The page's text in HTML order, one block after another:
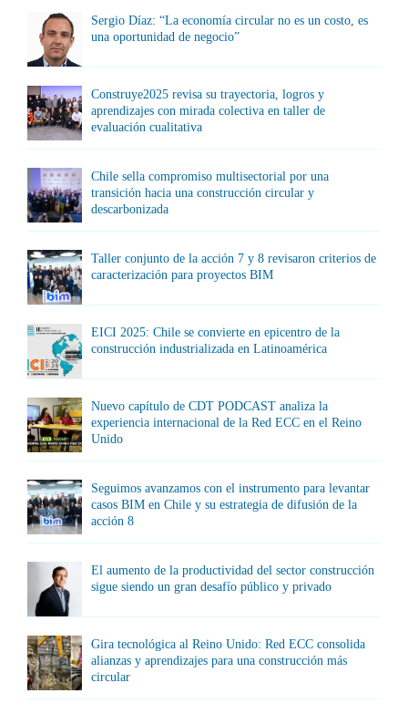
Sergio Díaz: “La economía circular no es un costo, es
una oportunidad de negocio”
Construye2025 revisa su trayectoria, logros y
aprendizajes con mirada colectiva en taller de
evaluación cualitativa
Chile sella compromiso multisectorial por una
transición hacia una construcción circular y
descarbonizada
Taller conjunto de la acción 7 y 8 revisaron criterios de
caracterización para proyectos BIM
EICI 2025: Chile se convierte en epicentro de la
construcción industrializada en Latinoamérica
Nuevo capítulo de CDT PODCAST analiza la
experiencia internacional de la Red ECC en el Reino
Unido
Seguimos avanzamos con el instrumento para levantar
casos BIM en Chile y su estrategia de difusión de la
acción 8
El aumento de la productividad del sector construcción
sigue siendo un gran desafío público y privado
Gira tecnológica al Reino Unido: Red ECC consolida
alianzas y aprendizajes para una construcción más
circular